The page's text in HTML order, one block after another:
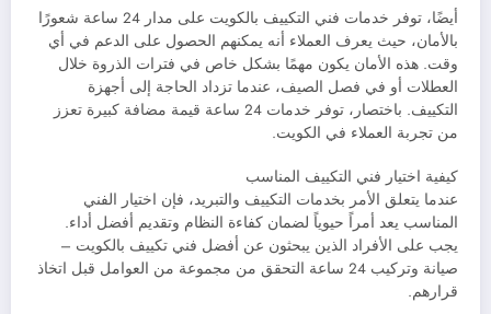
أيضًا، توفر خدمات فني التكييف بالكويت على مدار 24 ساعة شعورًا
بالأمان، حيث يعرف العملاء أنه يمكنهم الحصول على الدعم في أي
وقت. هذه الأمان يكون مهمًا بشكل خاص في فترات الذروة خلال
العطلات أو في فصل الصيف، عندما تزداد الحاجة إلى أجهزة
التكييف. باختصار، توفر خدمات 24 ساعة قيمة مضافة كبيرة تعزز
من تجربة العملاء في الكويت.
كيفية اختيار فني التكييف المناسب
عندما يتعلق الأمر بخدمات التكييف والتبريد، فإن اختيار الفني
المناسب يعد أمراً حيوياً لضمان كفاءة النظام وتقديم أفضل أداء.
يجب على الأفراد الذين يبحثون عن أفضل فني تكييف بالكويت –
صيانة وتركيب 24 ساعة التحقق من مجموعة من العوامل قبل اتخاذ
قرارهم.